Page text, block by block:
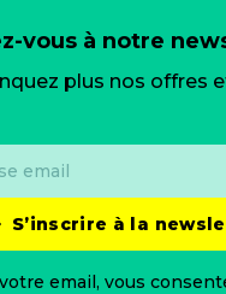
vous à notre
plus nos offres
S’inscrire à la
email, vous